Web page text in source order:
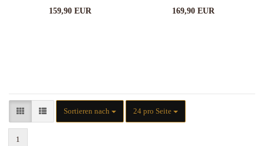
159,90 EUR 169,90 EUR
Sortieren nach
Sortieren nach 24 pro Seite
pro Seite
1